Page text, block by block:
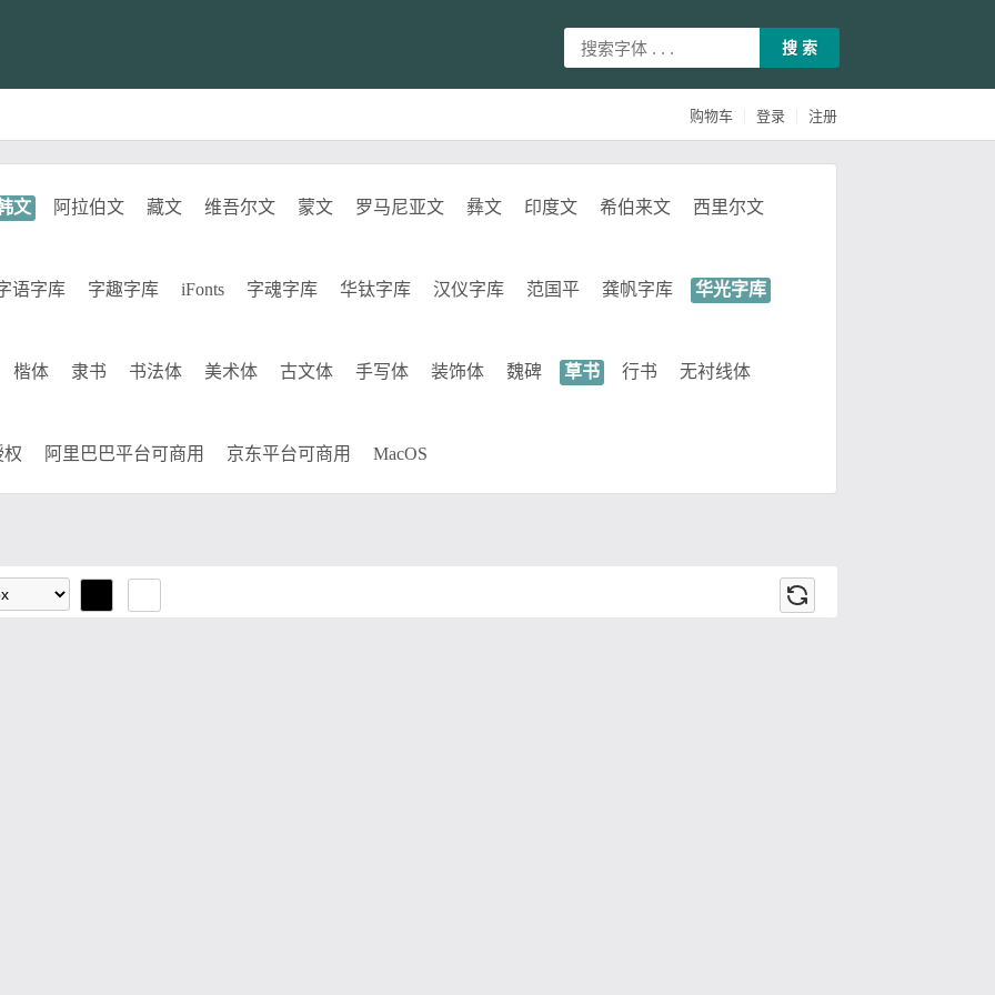
搜 索
购物车 登录 注册
文 阿拉伯文 藏文 维吾尔文 蒙文 罗马尼亚文 彝文 印度文 希伯来文 西里尔文
语字库 字趣字库 iFonts 字魂字库 华钛字库 汉仪字库 范国平 龚帆字库 华光字库
楷体 隶书 书法体 美术体 古文体 手写体 装饰体 魏碑 草书 行书 无衬线体
权 阿里巴巴平台可商用 京东平台可商用 MacOS